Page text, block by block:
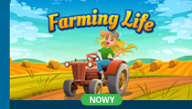
NOWY